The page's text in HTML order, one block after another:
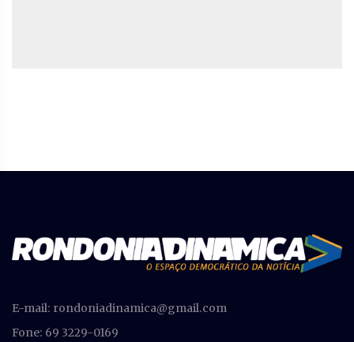
E-mail: rondoniadinamica@gmail.com
Fone: 69 3229-0169